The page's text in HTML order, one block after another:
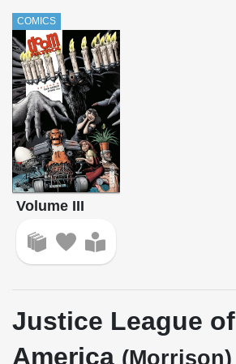
COMICS
Volume III
Justice League of
America (Morrison)